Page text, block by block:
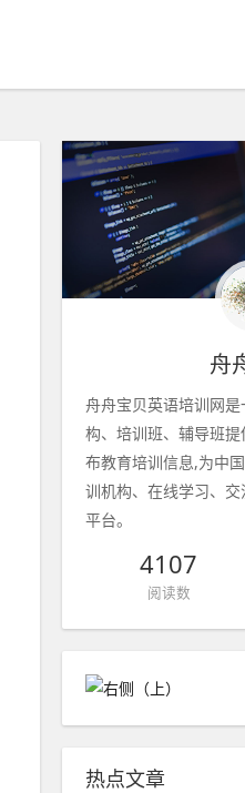
舟
舟舟宝贝英语培训网
构、培训班、辅导班
布教育培训信息,为中
训机构、在线学习、
平台。
4107
阅读数
热点文章